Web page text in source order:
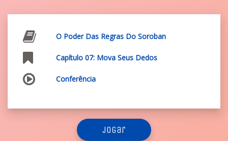
O Poder Das Regras Do Soroban
Capítulo 07: Mova Seus Dedos
Conferência
jogar